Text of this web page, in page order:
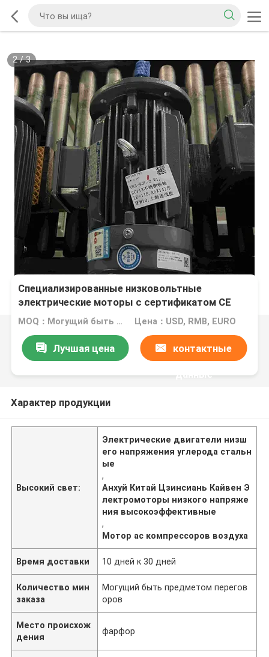
2/3
Специализированные низковольтные
электрические моторы с сертификатом CE
для нескольких функций
MOQ：Могущий быть предметом переговоров Цена：USD, RMB, EURO
Лучшая цена контактные
данные
Характер продукции
Высокий свет:
Электрические двигатели низш
его напряжения углерода стальн
ые
,
Анхуй Китай Цзинсиань Кайвен Э
лектромоторы низкого напряже
ния высокоэффективные
,
Мотор ac компрессоров воздуха
Время доставки 10 дней к 30 дней
Количество мин
заказа
Могущий быть предметом перегов
оров
Место происхож
дения
фарфор